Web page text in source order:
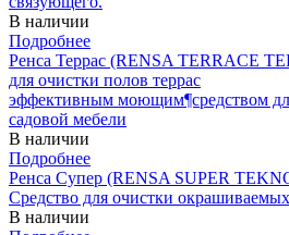
В наличии
Подробнее
Ренса Террас (RENSA TERRACE
для очистки полов террас
эффективным моющим¶средством
садовой мебели
В наличии
Подробнее
Ренса Супер (RENSA SUPER
Средство для очистки
В наличии